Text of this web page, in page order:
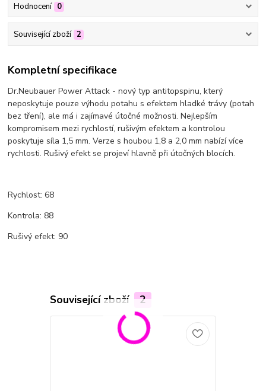
Hodnocení 0
Související zboží 2
Kompletní specifikace
Dr.Neubauer Power Attack - nový typ antitopspinu, který
neposkytuje pouze výhodu potahu s efektem hladké trávy (potah
bez tření), ale má i zajímavé útočné možnosti. Nejlepším
kompromisem mezi rychlostí, rušivým efektem a kontrolou
poskytuje síla 1,5 mm. Verze s houbou 1,8 a 2,0 mm nabízí více
rychlosti. Rušivý efekt se projeví hlavně při útočných blocích.
Rychlost: 68
Kontrola: 88
Rušivý efekt: 90
Související zboží 2